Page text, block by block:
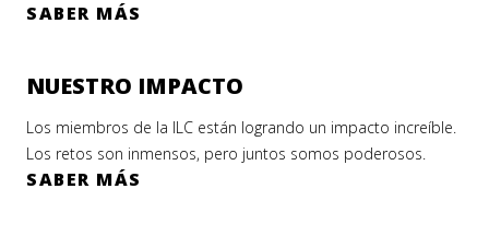
SABER MÁS
NUESTRO IMPACTO
Los miembros de la ILC están logrando un impacto increíble.
Los retos son inmensos, pero juntos somos poderosos.
SABER MÁS